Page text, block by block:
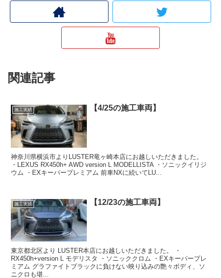
関連記事
施工実績 【4/25の施工車両】
神奈川県横浜市よりLUSTER竜ヶ崎本店にお越しいただきました。
・LEXUS RX450h+ AWD version L MODELLISTA ・ソニックイリジ
ウム ・EXキーパープレミアム 前車NXに続いてLU...
施工実績 【12/23の施工車両】
東京都北区より LUSTER本店にお越しいただきました。 ・
RX450h+version L モデリスタ ・ソニッククロム ・EXキーパープレ
ミアム グラファイトブラックに負けない映り込みの艶々ボディ、ソ
ニクロも堪...